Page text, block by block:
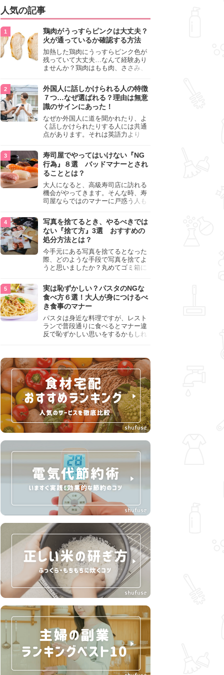
人気の記事
鶏肉がうっすらピンクは大丈夫？
火が通っているか確認する方法
加熱した鶏肉にうっすらピンク色が
残っていて大丈夫…なんて経験あり
ませんか？鶏肉はもも肉、ささみ、
わいが異なり、いろいろと楽しめる
料理ですが、鶏肉は加熱した後でも
うっすらピンク色の部分が大丈夫な
のと気になるときがあります。この
記事では生焼けか火が通っているの
かを確認する方法や、鶏肉を調理す
るときの注意点を紹介しますので、
参考にしてみてくださいね。
外国人に話しかけられる人の特徴
７つ…なぜ選ばれる？理由は無意
識のサインにあった！
なぜか外国人に道を聞かれたり、よ
く話しかけられたりする人には共通
点があります。それは英語力より
けても大丈夫」というサインが関係
しています。よく選ばれる人の特徴
や、英語が苦手でも焦らない対処
法、自分を守るための注意点を詳し
く解説します。
寿司屋でやってはいけない『NG
行為』８選 バッドマナーとされ
ることとは？
大人になると、高級寿司店に訪れる
機会がやってきます。そんな時、寿
司屋ならではのマナーに戸惑う人も
らためて寿司屋でやってはいけない
『NG行為』をチェックしましょう。
写真を捨てるとき、やるべきでは
ない『捨て方』3選 おすすめの
処分方法とは？
今手元にある写真を捨てるとなった
際、どのような手段で写真を捨てよ
うと思いましたか？丸めてゴミ箱に
真は個人情報が詰まっているので、
ただ丸めただけの状態で捨ててしま
うのは危険です。写真にすべきでは
ない捨て方をまとめているので、ぜ
ひチェックしておきましょう。
実は恥ずかしい？パスタのNGな
食べ方６選！大人が身につけるべ
き食事のマナー
パスタは身近な料理ですが、レスト
ランで普段通りに食べるとマナー違
反で恥ずかしい思いをするかもしれ
して、正しい食べ方を確認しましょ
う。大人の嗜みとして知っておきた
い新常識を解説します。